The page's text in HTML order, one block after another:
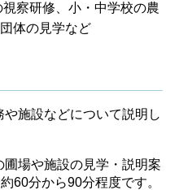
察研修、小・中学校の農
体の見学など
や施設などについて説明し
圃場や施設の見学・説明案
60分から90分程度です。